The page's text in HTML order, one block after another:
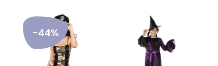
-44%